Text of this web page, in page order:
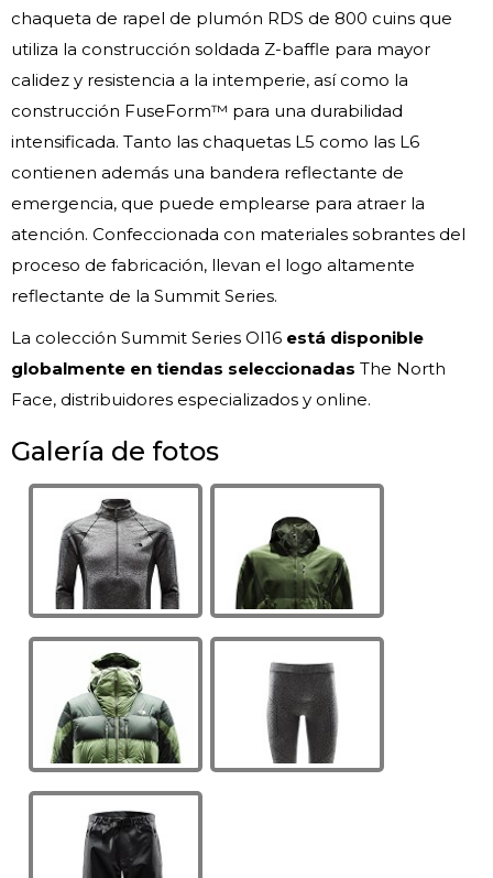
chaqueta de rapel de plumón RDS de 800 cuins que
utiliza la construcción soldada Z-baffle para mayor
calidez y resistencia a la intemperie, así como la
construcción FuseForm™ para una durabilidad
intensificada. Tanto las chaquetas L5 como las L6
contienen además una bandera reflectante de
emergencia, que puede emplearse para atraer la
atención. Confeccionada con materiales sobrantes del
proceso de fabricación, llevan el logo altamente
reflectante de la Summit Series.
La colección Summit Series OI16 está disponible
globalmente en tiendas seleccionadas The North
Face, distribuidores especializados y online.
Galería de fotos